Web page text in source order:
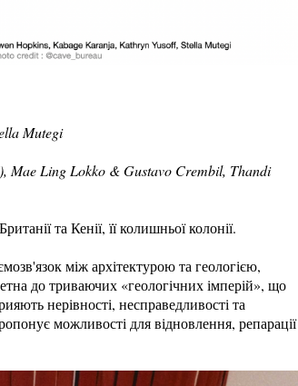
Mutegi
Mae Ling Lokko & Gustavo Crembil, Thandi
та Кенії, її колишньої колонії.
між архітектурою та геологією,
до триваючих «геологічних імперій», що
нерівності, несправедливості та
можливості для відновлення, репарації